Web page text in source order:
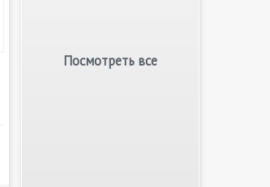
Посмотреть все